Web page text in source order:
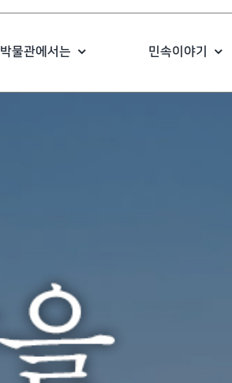
박물관에서는 민속이야기